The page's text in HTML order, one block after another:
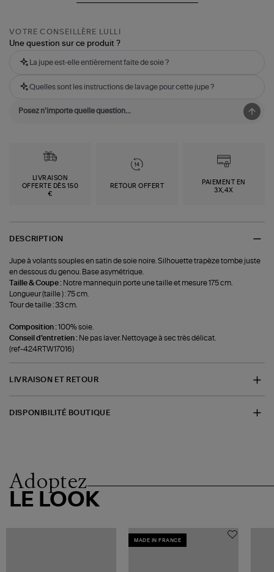
VOTRE CONSEILLÈRE LULLI
Une question sur ce produit ?
La jupe est-elle entièrement faite de soie ?
Quelles sont les instructions de lavage pour cette jupe ?
LIVRAISON
OFFERTE DÈS 150
€
RETOUR OFFERT
PAIEMENT EN
3X,4X
DESCRIPTION
Jupe à volants souples en satin de soie noire. Silhouette trapèze tombe juste
en dessous du genou. Base asymétrique.
Taille & Coupe : Notre mannequin porte une taille et mesure 175 cm.
Longueur (taille ) : 75 cm.
Tour de taille : 33 cm.
Composition :100% soie.
Conseil d'entretien : Ne pas laver. Nettoyage à sec très délicat.
(ref-424RTW17016)
LIVRAISON ET RETOUR
DISPONIBILITÉ BOUTIQUE
Adoptez
LE LOOK
MADE IN FRANCE